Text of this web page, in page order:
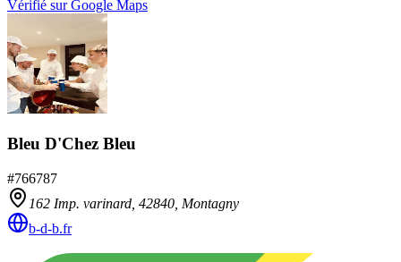
Vérifié sur Google Maps
Bleu D'Chez Bleu
#766787
162 Imp. varinard, 42840 Montagny
b-d-b.fr